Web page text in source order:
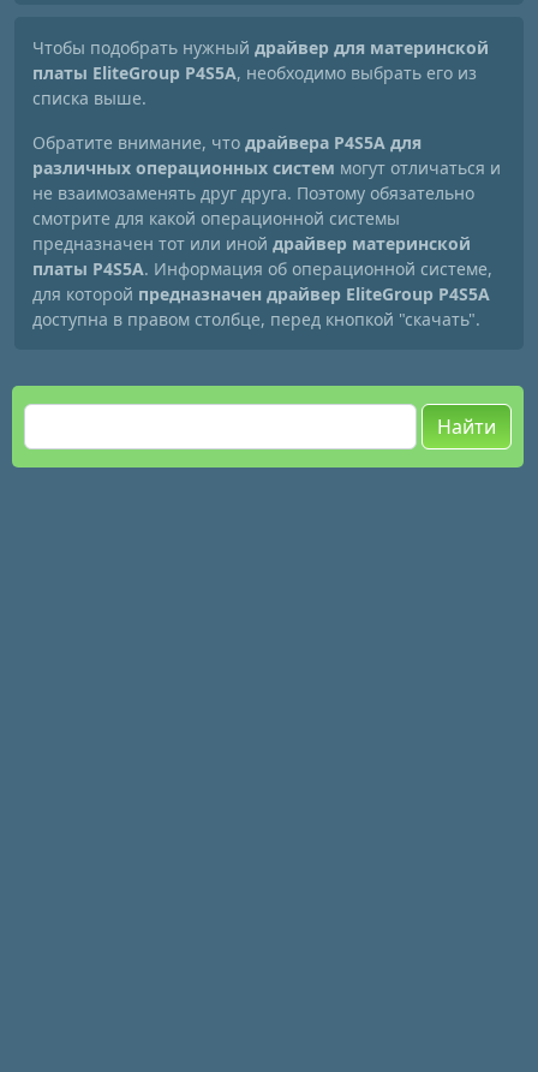
Чтобы подобрать нужный драйвер для материнской
платы EliteGroup P4S5A, необходимо выбрать его из
списка выше.
Обратите внимание, что драйвера P4S5A для
различных операционных систем могут отличаться и
не взаимозаменять друг друга. Поэтому обязательно
смотрите для какой операционной системы
предназначен тот или иной драйвер материнской
платы P4S5A. Информация об операционной системе,
для которой предназначен драйвер EliteGroup P4S5A
доступна в правом столбце, перед кнопкой "скачать".
Найти